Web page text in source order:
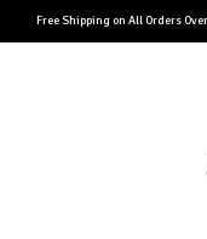
Free Shipping on All Orders